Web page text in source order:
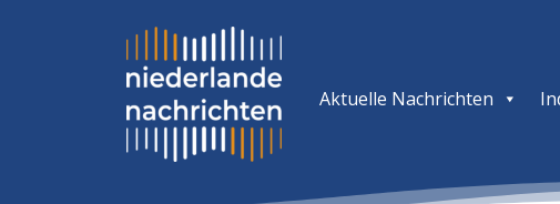
Aktuelle Nachrichten